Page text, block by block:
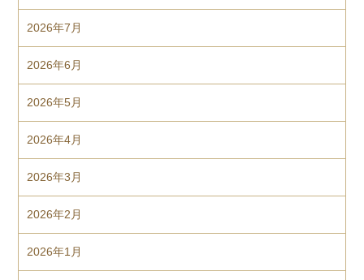
2026年7月
2026年6月
2026年5月
2026年4月
2026年3月
2026年2月
2026年1月